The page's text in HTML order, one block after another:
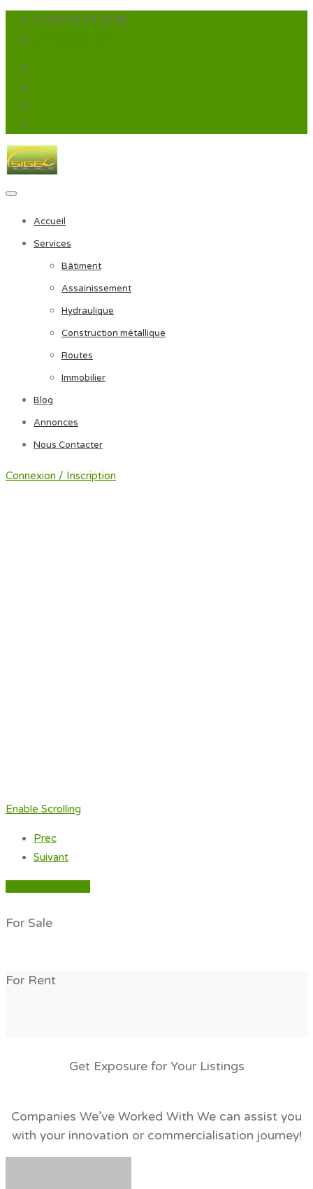
(+225) 22 53 37 86
Accueil
Services
Bâtiment
Assainissement
Hydraulique
Construction métallique
Routes
Immobilier
Blog
Annonces
Nous Contacter
Connexion / Inscription
Enable Scrolling
Prec
Suivant
For Sale
For Rent
Get Exposure for Your Listings
Companies We’ve Worked With We can assist you
with your innovation or commercialisation journey!